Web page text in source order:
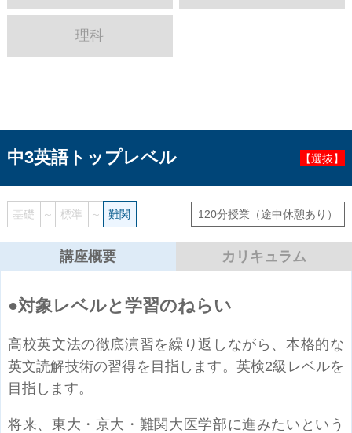
理科
中3英語トップレベル 【選抜】
120分授業 （途中休憩あり）
基礎 ～ 標準 ～ 難関
講座概要 カリキュラム
対象レベルと学習のねらい
高校英文法の徹底演習を繰り返しながら、本格的な
英文読解技術の習得を目指します。英検2級レベルを
目指します。
将来、東大・京大・難関大医学部に進みたいという